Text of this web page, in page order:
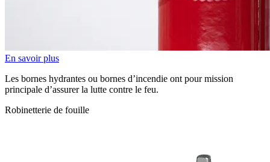
En savoir plus
Les bornes hydrantes ou bornes d’incendie ont pour mission
principale d’assurer la lutte contre le feu.
Robinetterie de fouille